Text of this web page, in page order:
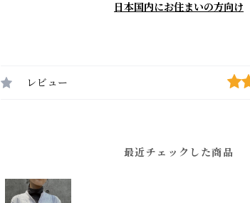
日本国内にお住まいの方向け
レビュー
最近チェックした商品